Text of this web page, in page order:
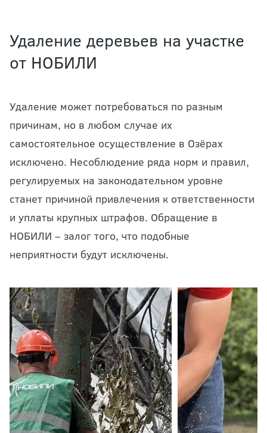
Удаление деревьев на участке
от НОБИЛИ
Удаление может потребоваться по разным
причинам, но в любом случае их
самостоятельное осуществление в Озёрах
исключено. Несоблюдение ряда норм и правил,
регулируемых на законодательном уровне
станет причиной привлечения к ответственности
и уплаты крупных штрафов. Обращение в
НОБИЛИ – залог того, что подобные
неприятности будут исключены.